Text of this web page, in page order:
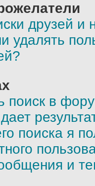
друзей и
удалять
поиск в
поиска я
и